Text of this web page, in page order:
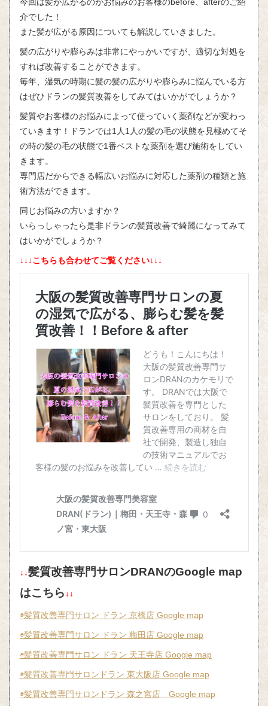
今回は髪が広がるのがお悩みのお客様のbefore、afterのご紹
介でした！
また髪が広がる原因についても解説していきました。
髪の広がりや膨らみは非常にやっかいですが、適切な対処を
すれば改善することができます。
毎年、湿気の時期に髪の髪の広がりや膨らみに悩んでいる方
はぜひドランの髪質改善をしてみてはいかがでしょうか？
髪質やお客様のお悩みによって使っていく薬剤などが変わっ
ていきます！ドランでは1人1人の髪の毛の状態を見極めてそ
の時の髪の毛の状態で1番ベストな薬剤を選び施術をしてい
きます。
専門店だからできる幅広いお悩みに対応した薬剤の種類と施
術方法ができます。
同じお悩みの方いますか？
いらっしゃったら是非ドランの髪質改善で綺麗になってみて
はいかがでしょうか？
↓↓↓こちらも合わせてご覧ください↓↓↓
↓↓髪質改善専門サロンDRANのGoogle map
はこちら ↓↓
◉髪質改善専門サロン ドラン 京橋店 Google map
◉髪質改善専門サロン ドラン 梅田店 Google map
◉髪質改善専門サロン ドラン 天王寺店 Google map
◉髪質改善専門サロンドラン 東大阪店 Google map
◉髪質改善専門サロンドラン 森之宮店 Google map